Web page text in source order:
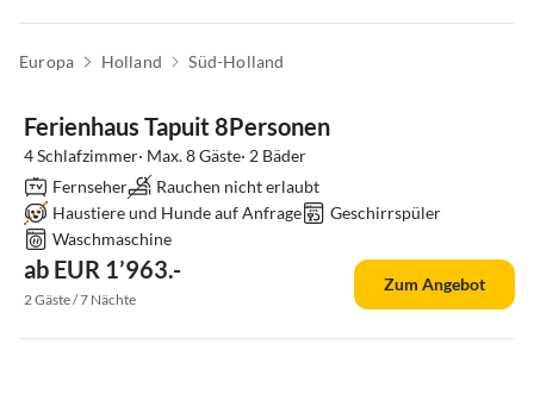
Europa Holland Süd-Holland
Ferienhaus Tapuit 8Personen
4 Schlafzimmer· Max. 8 Gäste· 2 Bäder
Fernseher
Rauchen nicht erlaubt
Haustiere und Hunde auf Anfrage
Geschirrspüler
Waschmaschine
ab EUR 1’963.-
2 Gäste / 7 Nächte
Zum Angebot